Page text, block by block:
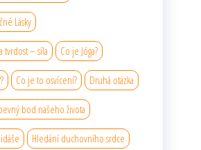
Lásky
tvrdost – síla Co je Jóga?
Co je to osvícení? Druhá otázka
bod našeho života
Hledání duchovního srdce